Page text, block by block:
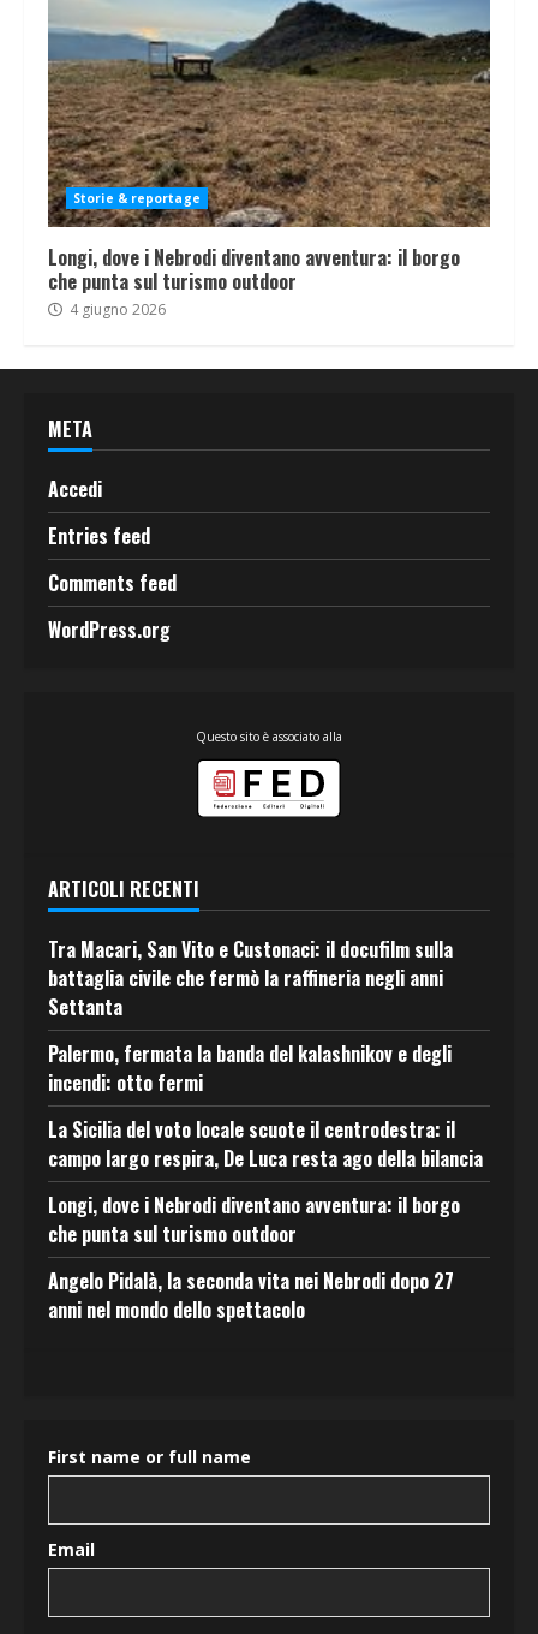
Storie & reportage
Longi, dove i Nebrodi diventano avventura: il borgo
che punta sul turismo outdoor
4 giugno 2026
META
Accedi
Entries feed
Comments feed
WordPress.org
Questo sito è associato alla
ARTICOLI RECENTI
Tra Macari, San Vito e Custonaci: il docufilm sulla
battaglia civile che fermò la raffineria negli anni
Settanta
Palermo, fermata la banda del kalashnikov e degli
incendi: otto fermi
La Sicilia del voto locale scuote il centrodestra: il
campo largo respira, De Luca resta ago della bilancia
Longi, dove i Nebrodi diventano avventura: il borgo
che punta sul turismo outdoor
Angelo Pidalà, la seconda vita nei Nebrodi dopo 27
anni nel mondo dello spettacolo
First name or full name
Email